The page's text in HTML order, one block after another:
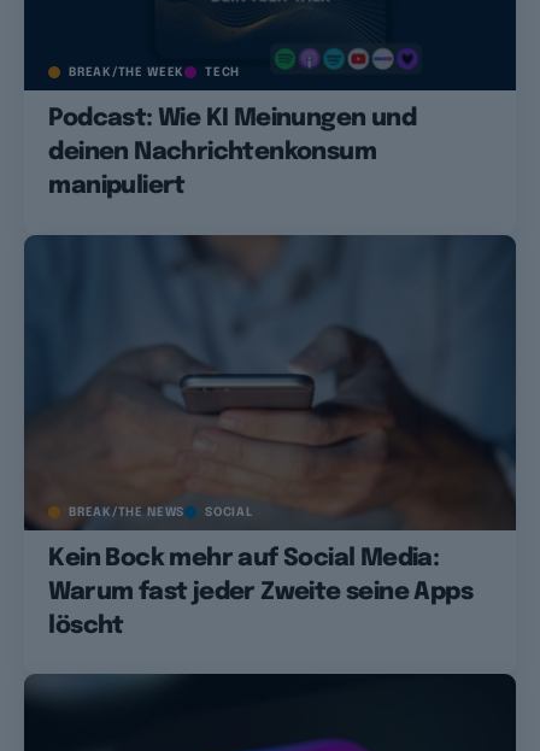
BREAK/THE WEEK TECH
Podcast: Wie KI Meinungen und
deinen Nachrichtenkonsum
manipuliert
BREAK/THE NEWS SOCIAL
Kein Bock mehr auf Social Media:
Warum fast jeder Zweite seine Apps
löscht